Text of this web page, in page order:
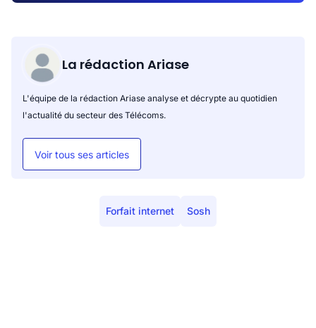
La rédaction Ariase
L'équipe de la rédaction Ariase analyse et décrypte au quotidien
l'actualité du secteur des Télécoms.
Voir tous ses articles
Forfait internet Sosh